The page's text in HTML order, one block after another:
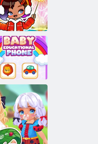
Regno dei pixel
Puzzle: Aha
Capodanno
Telefono
educativo per
bambini